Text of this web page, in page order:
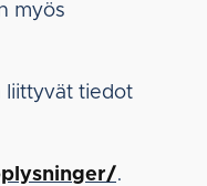
myös
liittyvät tiedot
.